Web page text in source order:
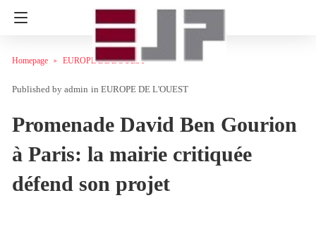
Homepage EUROPE DE L'OUEST
admin in EUROPE DE L'OUEST
Promenade David Ben Gourion
à Paris: la mairie critiquée
défend son projet